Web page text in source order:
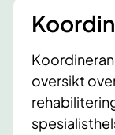
oversikt